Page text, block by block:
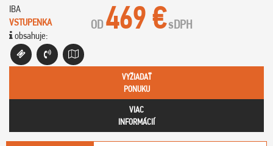
IBA
VSTUPENKA
obsahuje:
OD 469 €sDPH
VYŽIADAŤ
PONUKU
VIAC
INFORMÁCIÍ